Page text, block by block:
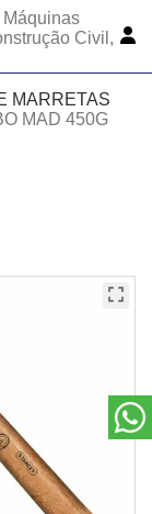
MARRETAS
MAD 450G